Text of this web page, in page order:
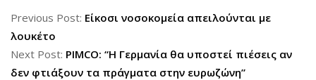
04-
26
Previous Post: Είκοσι νοσοκομεία απειλούνται με
λουκέτο
Next Post: PIMCO: “Η Γερμανία θα υποστεί πιέσεις αν
δεν φτιάξουν τα πράγματα στην ευρωζώνη”